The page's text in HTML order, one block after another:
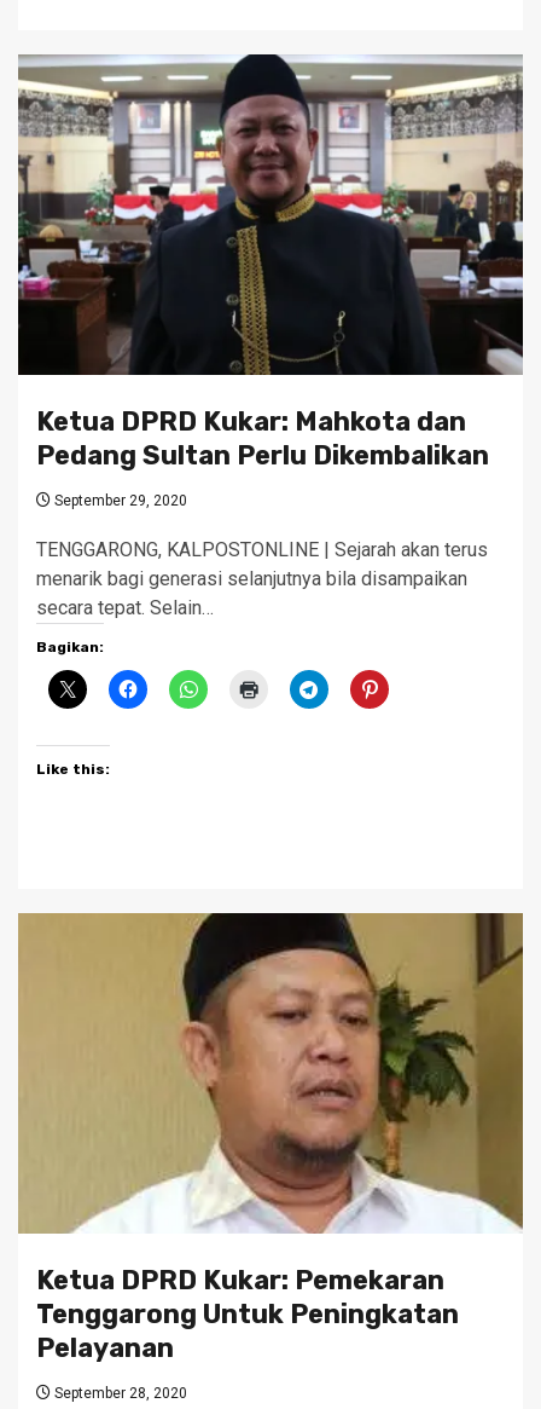
Ketua DPRD Kukar: Mahkota dan
Pedang Sultan Perlu Dikembalikan
September 29, 2020
TENGGARONG, KALPOSTONLINE | Sejarah akan terus
menarik bagi generasi selanjutnya bila disampaikan
secara tepat. Selain…
Bagikan:
Like this:
Ketua DPRD Kukar: Pemekaran
Tenggarong Untuk Peningkatan
Pelayanan
September 28, 2020